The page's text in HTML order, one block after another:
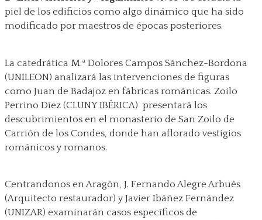
piel de los edificios como algo dinámico que ha sido
modificado por maestros de épocas posteriores.
La catedrática M.ª Dolores Campos Sánchez-Bordona
(UNILEON) analizará las intervenciones de figuras
como Juan de Badajoz en fábricas románicas. Zoilo
Perrino Díez (CLUNY IBÉRICA) presentará los
descubrimientos en el monasterio de San Zoilo de
Carrión de los Condes, donde han aflorado vestigios
románicos y romanos.
Centrandonos en Aragón, J. Fernando Alegre Arbués
(Arquitecto restaurador) y Javier Ibáñez Fernández
(UNIZAR) examinarán casos específicos de